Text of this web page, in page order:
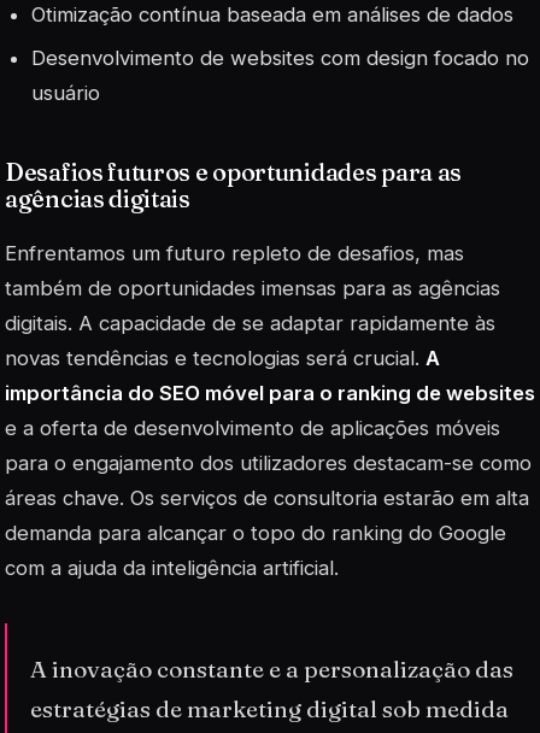
Otimização contínua baseada em análises de dados
Desenvolvimento de websites com design focado no
usuário
Desafios futuros e oportunidades para as
agências digitais
Enfrentamos um futuro repleto de desafios, mas
também de oportunidades imensas para as agências
digitais. A capacidade de se adaptar rapidamente às
novas tendências e tecnologias será crucial. A
importância do SEO móvel para o ranking de websites
e a oferta de desenvolvimento de aplicações móveis
para o engajamento dos utilizadores destacam-se como
áreas chave. Os serviços de consultoria estarão em alta
demanda para alcançar o topo do ranking do Google
com a ajuda da inteligência artificial.
A inovação constante e a personalização das
estratégias de marketing digital sob medida